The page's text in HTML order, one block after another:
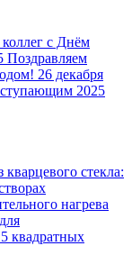
с Днём
Поздравляем
26 декабря
2025
стекла:
нагрева
квадратных